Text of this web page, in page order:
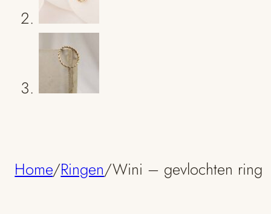
Home/Ringen/Wini – gevlochten ring